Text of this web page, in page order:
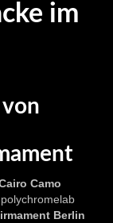
im
von
Camo
Berlin